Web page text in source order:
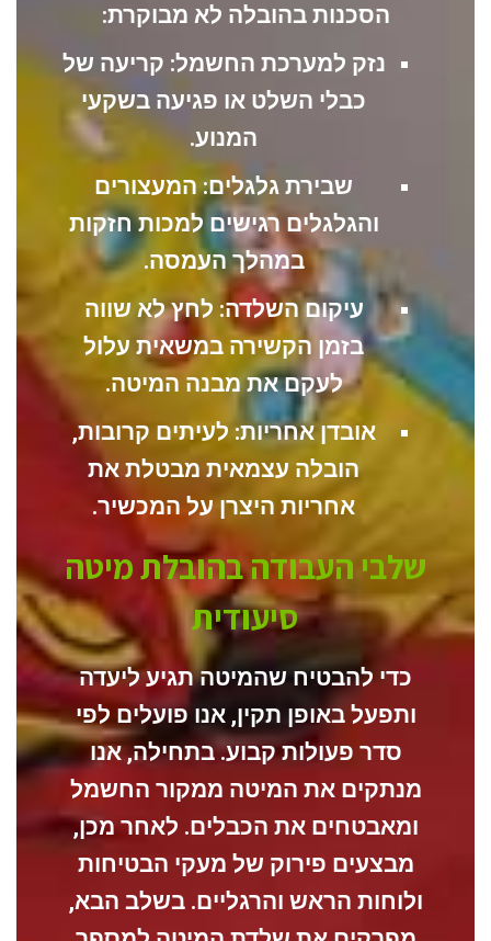
הסכנות בהובלה לא מבוקרת:
נזק למערכת החשמל: קריעה של
כבלי השלט או פגיעה בשקעי
המנוע.
שבירת גלגלים:המעצורים
והגלגלים רגישים למכות חזקות
במהלך העמסה.
עיקום השלדה: לחץ לא שווה
בזמן הקשירה במשאית עלול
לעקם את מבנה המיטה.
אובדן אחריות: לעיתים קרובות,
הובלה עצמאית מבטלת את
אחריות היצרן על המכשיר.
שלבי העבודה בהובלת מיטה
סיעודית
כדי להבטיח שהמיטה תגיע ליעדה
ותפעל באופן תקין, אנו פועלים לפי
סדר פעולות קבוע.בתחילה, אנו
מנתקים את המיטה ממקור החשמל
ומאבטחים את הכבלים. לאחר מכן,
מבצעים פירוק של מעקי הבטיחות
ולוחות הראש והרגליים.בשלב הבא,